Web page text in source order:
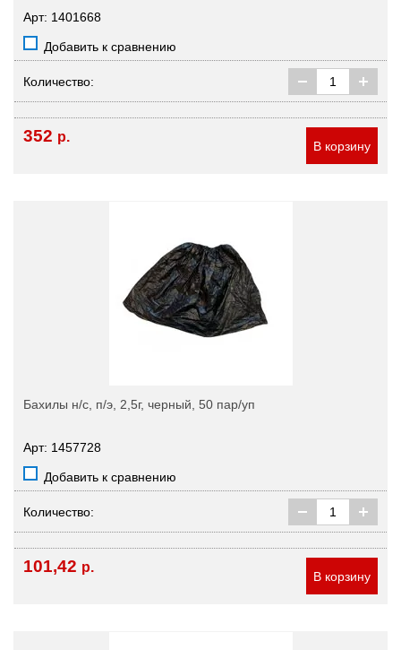
Арт: 1401668
Добавить к сравнению
Количество:
352 р.
В корзину
Бахилы н/с, п/э, 2,5г, черный, 50 пар/уп
Арт: 1457728
Добавить к сравнению
Количество:
101,42 р.
В корзину